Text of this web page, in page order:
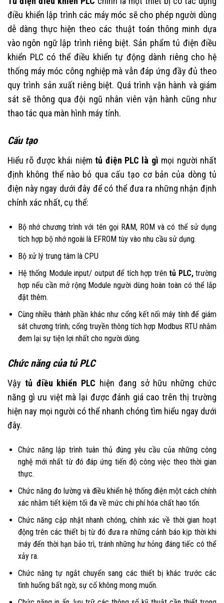
điều khiển lập trình các máy móc sẽ cho phép người dùng
dễ dàng thực hiện theo các thuật toán thông minh dựa
vào ngôn ngữ lập trình riêng biệt. Sản phẩm tủ điện điều
khiển PLC có thể điều khiển tự động dành riêng cho hệ
thống máy móc công nghiệp mà vẫn đáp ứng đầy đủ theo
quy trình sản xuất riêng biệt. Quá trình vận hành và giám
sát sẽ thông qua đội ngũ nhân viên vận hành cũng như
thao tác qua màn hình máy tính.
Cấu tạo
Hiểu rõ được khái niệmtủ điện PLC là gì mọi người nhất
định không thể nào bỏ qua cấu tạo cơ bản của dòng tủ
điện này ngay dưới đây để có thể đưa ra những nhận định
chính xác nhất, cụ thể:
Bộ nhớ chương trình với tên gọi RAM, ROM và có thể sử dụng
tích hợp bộ nhớ ngoài là EFROM tùy vào nhu cầu sử dụng.
Bộ xử lý trung tâm là CPU
Hệ thống Module input/ output để tích hợp trên tủ PLC,trường
hợp nếu cần mở rộng Module người dùng hoàn toàn có thể lắp
đặt thêm.
Cùng nhiều thành phần khác như cổng kết nối máy tính để giám
sát chương trình; cổng truyền thông tích hợp Modbus RTU nhằm
đem lại sự tiện lợi nhất cho người dùng.
Chức năng của tủ PLC
Vậy tủ điều khiển PLC hiện đang sở hữu những chức
năng gì ưu việt mà lại được đánh giá cao trên thị trường
hiện nay mọi người có thể nhanh chóng tìm hiểu ngay dưới
đây.
Chức năng lập trình tuân thủ đúng yêu cầu của những công
nghệ mới nhất từ đó đáp ứng tiến độ công việc theo thời gian
thực.
Chức năng đo lường và điều khiển hệ thống điện một cách chính
xác nhằm tiết kiệm tối đa về mức chi phí hóa chất hao tổn.
Chức năng cập nhật nhanh chóng, chính xác về thời gian hoạt
động trên các thiết bị từ đó đưa ra những cảnh báo kịp thời khi
máy đến thời hạn bảo trì, tránh những hư hỏng đáng tiếc có thể
xảy ra.
Chức năng tự ngắt chuyển sang các thiết bị khác trước các
tình huống bất ngờ, sự cố không mong muốn.